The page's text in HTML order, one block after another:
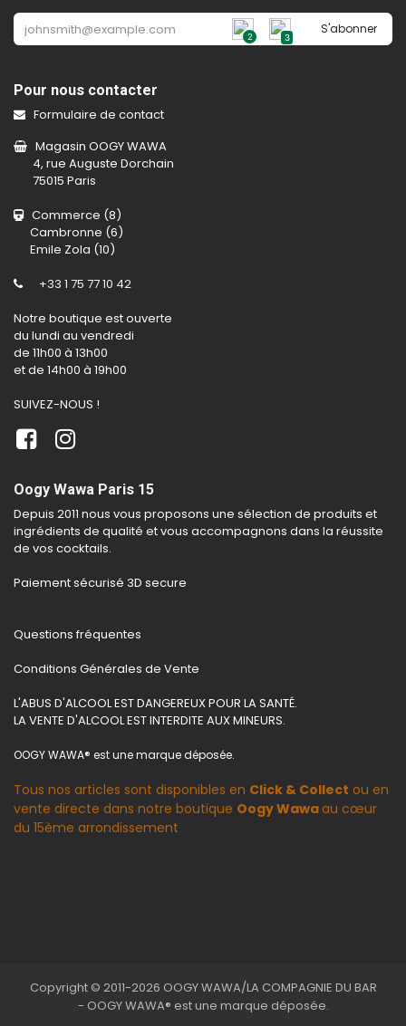
2 3
S'abonner
Pour nous contacter
Formulaire de contact
Magasin OOGY WAWA
4, rue Auguste Dorchain
75015 Paris
Commerce (8)
Cambronne (6)
Emile Zola (10)
+33 1 75 77 10 42
Notre boutique est ouverte
du lundi au vendredi
de 11h00 à 13h00
et de 14h00 à 19h00
SUIVEZ-NOUS !
Oogy Wawa Paris 15
Depuis 2011 nous vous proposons une sélection de produits et
ingrédients de qualité et vous accompagnons dans la réussite
de vos cocktails.
Paiement sécurisé 3D secure
Questions fréquentes
Conditions Générales de Vente
L'ABUS D'ALCOOL EST DANGEREUX POUR LA SANTÉ.
LA VENTE D'ALCOOL EST INTERDITE AUX MINEURS.
OOGY WAWA® est une marque déposée.
Tous nos articles sont disponibles en Click & Collect ou en
vente directe dans notre boutique Oogy Wawaau cœur
du 15ème arrondissement
Copyright © 2011-2026 OOGY WAWA/LA COMPAGNIE DU BAR
- OOGY WAWA® est une marque déposée.